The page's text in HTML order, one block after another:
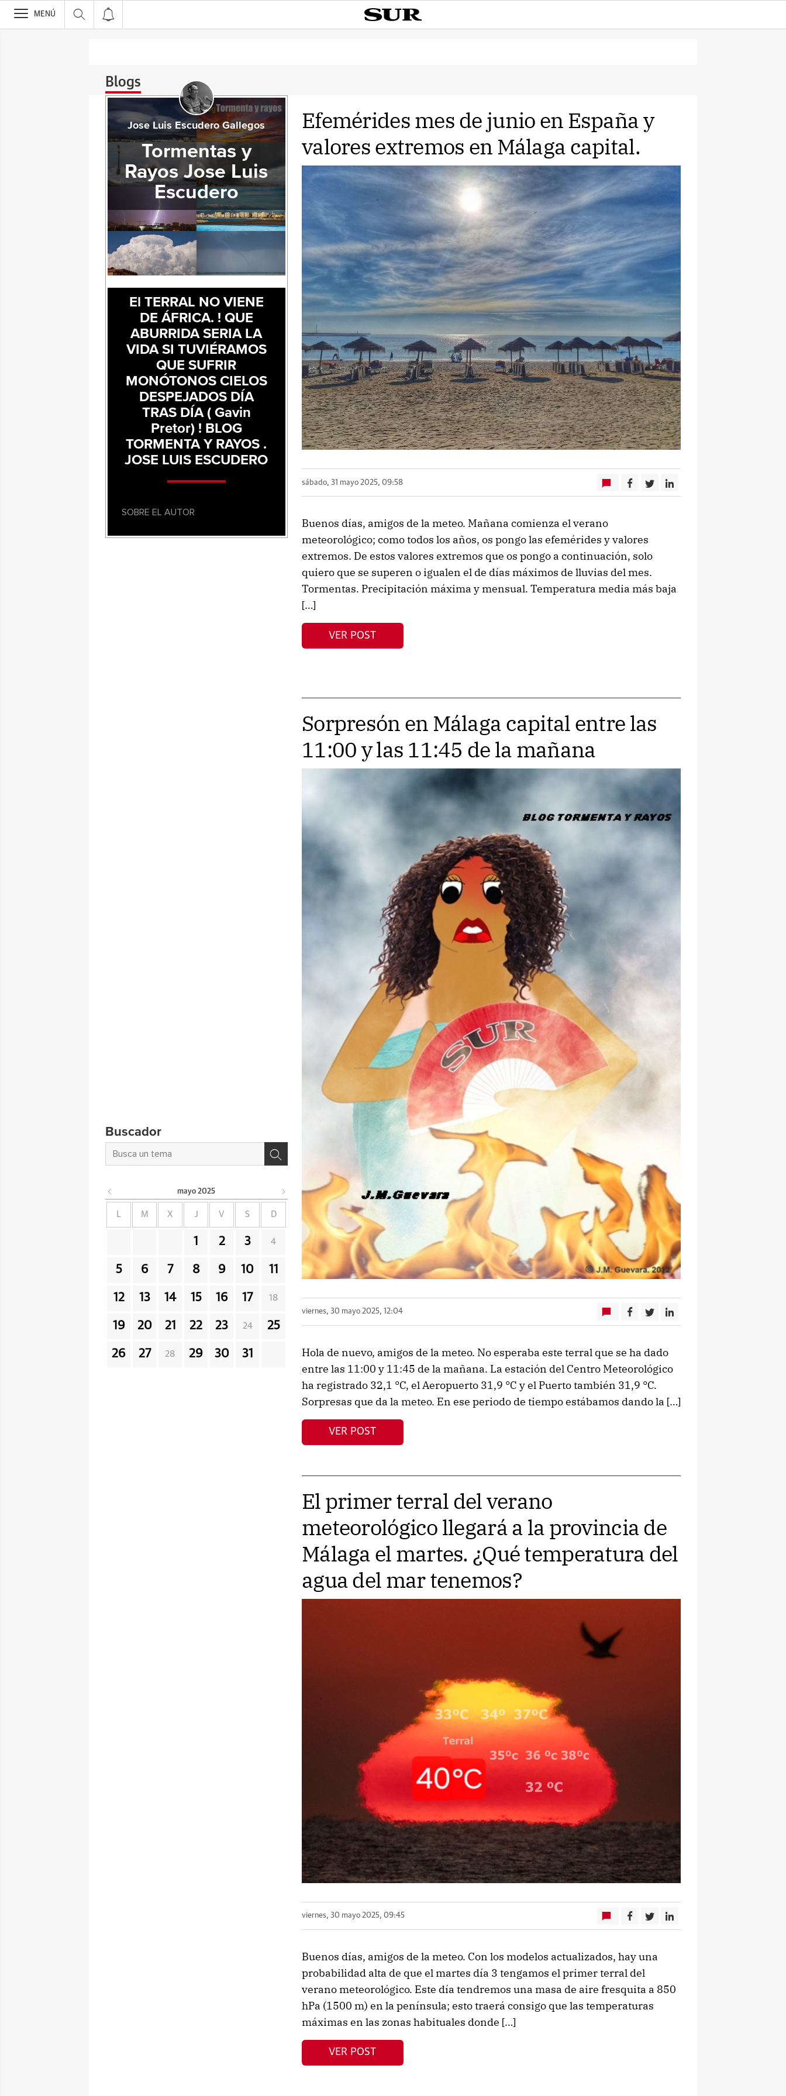
>
MENÚ
Blogs
Efemérides mes de junio en España y
valores extremos en Málaga capital.
sábado, 31 mayo 2025, 09:58
Buenos días, amigos de la meteo. Mañana comienza el verano
meteorológico; como todos los años, os pongo las efemérides y valores
extremos. De estos valores extremos que os pongo a continuación, solo
quiero que se superen o igualen el de días máximos de lluvias del mes.
Tormentas. Precipitación máxima y mensual. Temperatura media más baja
[…]
VER POST
Sorpresón en Málaga capital entre las
11:00 y las 11:45 de la mañana
viernes, 30 mayo 2025, 12:04
Hola de nuevo, amigos de la meteo. No esperaba este terral que se ha dado
entre las 11:00 y 11:45 de la mañana. La estación del Centro Meteorológico
ha registrado 32,1 °C, el Aeropuerto 31,9 °C y el Puerto también 31,9 °C.
Sorpresas que da la meteo. En ese periodo de tiempo estábamos dando la […]
VER POST
El primer terral del verano
meteorológico llegará a la provincia de
Málaga el martes. ¿Qué temperatura del
agua del mar tenemos?
viernes, 30 mayo 2025, 09:45
Buenos días, amigos de la meteo. Con los modelos actualizados, hay una
probabilidad alta de que el martes día 3 tengamos el primer terral del
verano meteorológico. Este día tendremos una masa de aire fresquita a 850
hPa (1500 m) en la península; esto traerá consigo que las temperaturas
máximas en las zonas habituales donde […]
VER POST
Jose Luis Escudero Gallegos
Tormentas y
Rayos Jose Luis
Escudero
El TERRAL NO VIENE
DE ÁFRICA. ! QUE
ABURRIDA SERIA LA
VIDA SI TUVIÉRAMOS
QUE SUFRIR
MONÓTONOS CIELOS
DESPEJADOS DÍA
TRAS DÍA ( Gavin
Pretor) ! BLOG
TORMENTA Y RAYOS .
JOSE LUIS ESCUDERO
SOBRE EL AUTOR
Buscador
mayo 2025
L M X J V S D
1 2 3 4
5 6 7 8 9 10 11
12 13 14 15 16 17 18
19 20 21 22 23 24 25
26 27 28 29 30 31